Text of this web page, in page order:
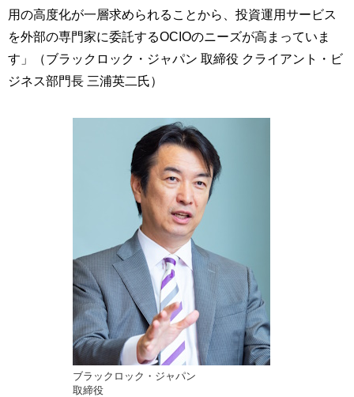
用の高度化が一層求められることから、投資運用サービス
を外部の専門家に委託するOCIOのニーズが高まっていま
す」（ブラックロック・ジャパン 取締役 クライアント・ビ
ジネス部門長 三浦英二氏）
ブラックロック・ジャパン
取締役